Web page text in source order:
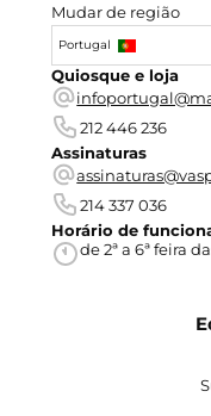
Mudar de região
Portugal
Quiosque e loja
212 446 236
Assinaturas
214 337 036
Horário de
de 2ª a 6ª feira